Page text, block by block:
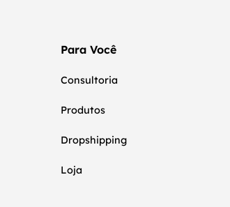
Para Você
Consultoria
Produtos
Dropshipping
Loja